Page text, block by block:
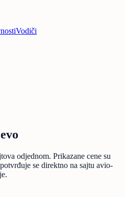
Vodiči
odjednom. Prikazane cene su
se direktno na sajtu avio-